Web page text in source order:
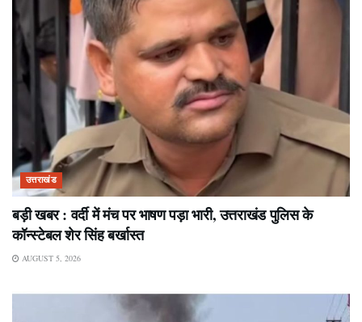
उत्तराखंड
बड़ी खबर : वर्दी में मंच पर भाषण पड़ा भारी, उत्तराखंड पुलिस के
कॉन्स्टेबल शेर सिंह बर्खास्त
AUGUST 5, 2026